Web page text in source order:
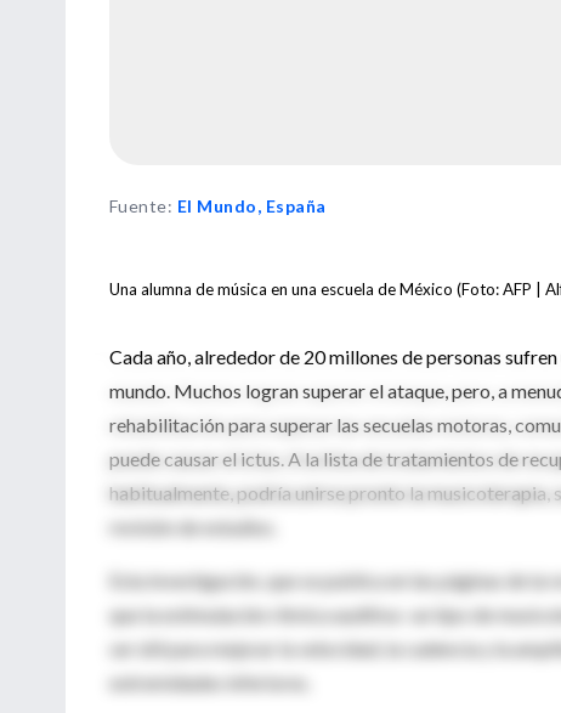
Fuente: El Mundo, España
Una alumna de música en una escuela de México (Foto: AFP |
Cada año, alrededor de 20 millones de personas
mundo. Muchos logran superar el ataque, pero, a
rehabilitación para superar las secuelas motoras,
puede causar el ictus. A la lista de tratamientos de
habitualmente, podría unirse pronto la musicoterapia,
revisión de estudios.
Esta investigación, que se publica en las páginas de la
que la estimulación rítmica auditiva -un tipo de
ser útil para mejorar la velocidad, la cadencia y la
extremidades inferiores.